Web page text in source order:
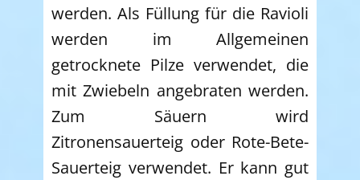
werden. Als Füllung für die Ravioli
werden im Allgemeinen
getrocknete Pilze verwendet, die
mit Zwiebeln angebraten werden.
Zum Säuern wird
Zitronensauerteig oder Rote-Bete-
Sauerteig verwendet. Er kann gut